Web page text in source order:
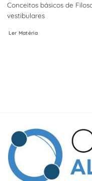
Conceitos básicos de
vestibulares
Ler Matéria